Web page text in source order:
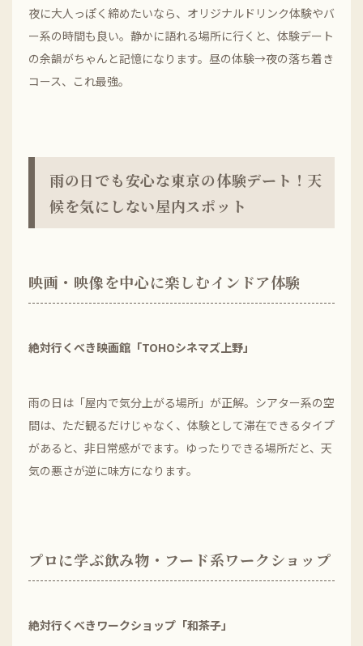
夜に大人っぽく締めたいなら、オリジナルドリンク体験やバ
ー系の時間も良い。静かに語れる場所に行くと、体験デート
の余韻がちゃんと記憶になります。昼の体験→夜の落ち着き
コース、これ最強。
雨の日でも安心な東京の体験デート！天
候を気にしない屋内スポット
映画・映像を中心に楽しむインドア体験
絶対行くべき映画館「TOHOシネマズ上野」
雨の日は「屋内で気分上がる場所」が正解。シアター系の空
間は、ただ観るだけじゃなく、体験として滞在できるタイプ
があると、非日常感がでます。ゆったりできる場所だと、天
気の悪さが逆に味方になります。
プロに学ぶ飲み物・フード系ワークショップ
絶対行くべきワークショップ「和茶子」